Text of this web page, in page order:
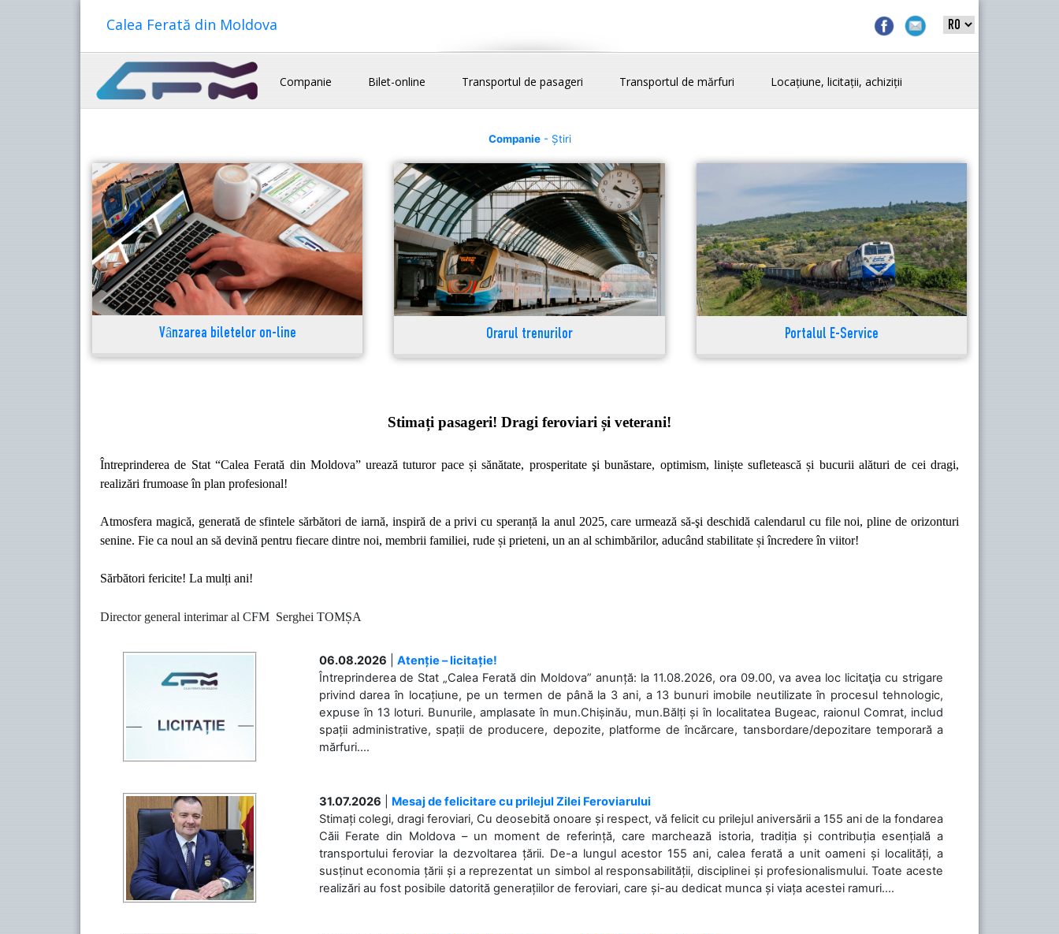
Calea Ferată din Moldova
Companie Bilet-online Transportul de pasageri Transportul de mărfuri Locațiune, licitații, achiziții
Companie- Știri
Vânzarea biletelor on-line Orarul trenurilor Portalul E-Service
Stimați pasageri! Dragi feroviari și veterani!
Întreprinderea de Stat “Calea Ferată din Moldova” urează tuturor pace și sănătate, prosperitate şi bunăstare, optimism, liniște sufletească și bucurii alături de cei dragi,
realizări frumoase în plan profesional!
Atmosfera magică, generată de sfintele sărbători de iarnă, inspiră de a privi cu speranță la anul 2025, care urmează să-şi deschidă calendarul cu file noi, pline de orizonturi
senine. Fie ca noul an să devină pentru fiecare dintre noi, membrii familiei, rude și prieteni, un an al schimbărilor, aducând stabilitate și încredere în viitor!
Sărbători fericite! La mulți ani!
Director general interimar al CFM Serghei TOMȘA
06.08.2026
Atenție – licitație!
Întreprinderea de Stat „Calea Ferată din Moldova” anunță: la 11.08.2026, ora 09.00, va avea loc licitaţia cu strigare
privind darea în locațiune, pe un termen de până la 3 ani, a 13 bunuri imobile neutilizate în procesul tehnologic,
expuse în 13 loturi. Bunurile, amplasate în mun.Chișinău, mun.Bălți și în localitatea Bugeac, raionul Comrat, includ
spații administrative, spații de producere, depozite, platforme de încărcare, tansbordare/depozitare temporară a
mărfuri....
31.07.2026
Mesaj de felicitare cu prilejul Zilei Feroviarului
Stimați colegi, dragi feroviari, Cu deosebită onoare și respect, vă felicit cu prilejul aniversării a 155 ani de la fondarea
Căii Ferate din Moldova – un moment de referință, care marchează istoria, tradiția și contribuția esențială a
transportului feroviar la dezvoltarea țării. De-a lungul acestor 155 ani, calea ferată a unit oameni și localități, a
susținut economia țării și a reprezentat un simbol al responsabilității, disciplinei și profesionalismului. Toate aceste
realizări au fost posibile datorită generațiilor de feroviari, care și-au dedicat munca și viața acestei ramuri....